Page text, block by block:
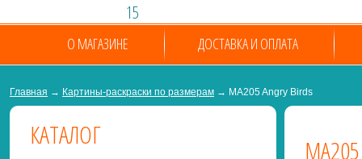
15
О МАГАЗИНЕ ДОСТАВКА И ОПЛАТА
Главная → Картины-раскраски по размерам → MA205 Angry Birds
КАТАЛОГ